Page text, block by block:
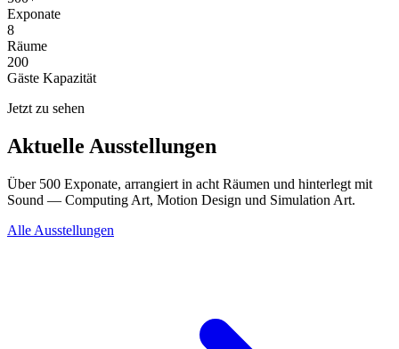
Exponate
8
Räume
200
Gäste Kapazität
Jetzt zu sehen
Aktuelle Ausstellungen
Über 500 Exponate, arrangiert in acht Räumen und hinterlegt mit
Sound — Computing Art, Motion Design und Simulation Art.
Alle Ausstellungen